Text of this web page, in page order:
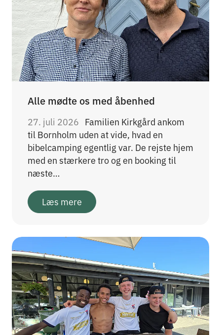
Alle mødte os med åbenhed
27. juli 2026 Familien Kirkgård ankom
til Bornholm uden at vide, hvad en
bibelcamping egentlig var. De rejste hjem
med en stærkere tro og en booking til
næste…
Læs mere